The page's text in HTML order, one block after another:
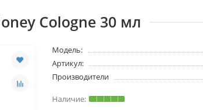
Cologne 30 мл
Модель:
Артикул:
Производители